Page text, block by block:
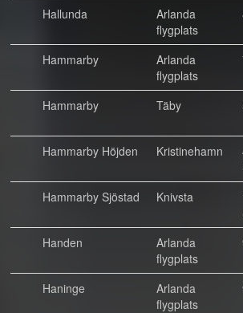
Hallunda
Arlanda
flygplats
Hammarby
Arlanda
flygplats
Hammarby
Täby
Hammarby Höjden
Kristinehamn
Hammarby Sjöstad
Knivsta
Handen
Arlanda
flygplats
Haninge
Arlanda
flygplats